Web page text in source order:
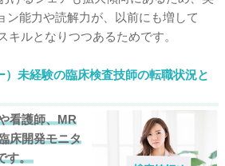
ン能力や読解力が、以前にも増して
キルとなりつつあるためです。
未経験の臨床検査技師の転職状況と
看護師、MR
床開発モニタ
す。